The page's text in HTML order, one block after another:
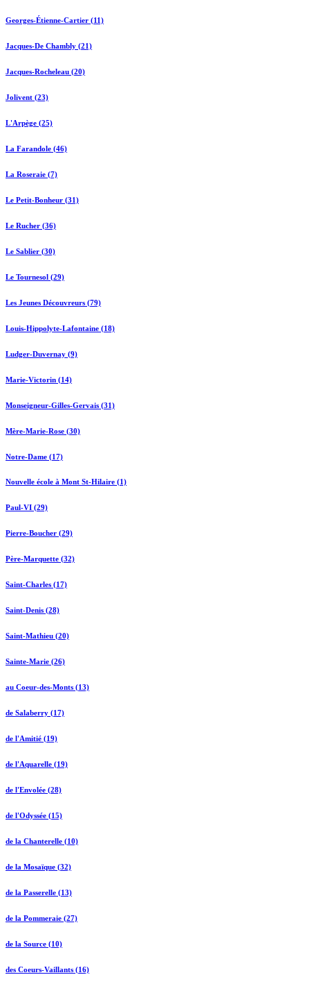
Georges-Étienne-Cartier (11)
Jacques-De Chambly (21)
Jacques-Rocheleau (20)
Jolivent (23)
L'Arpège (25)
La Farandole (46)
La Roseraie (7)
Le Petit-Bonheur (31)
Le Rucher (36)
Le Sablier (30)
Le Tournesol (29)
Les Jeunes Découvreurs (79)
Louis-Hippolyte-Lafontaine (18)
Ludger-Duvernay (9)
Marie-Victorin (14)
Monseigneur-Gilles-Gervais (31)
Mère-Marie-Rose (30)
Notre-Dame (17)
Nouvelle école à Mont St-Hilaire (1)
Paul-VI (29)
Pierre-Boucher (29)
Père-Marquette (32)
Saint-Charles (17)
Saint-Denis (28)
Saint-Mathieu (20)
Sainte-Marie (26)
au Coeur-des-Monts (13)
de Salaberry (17)
de l'Amitié (19)
de l'Aquarelle (19)
de l'Envolée (28)
de l'Odyssée (15)
de la Chanterelle (10)
de la Mosaïque (32)
de la Passerelle (13)
de la Pommeraie (27)
de la Source (10)
des Coeurs-Vaillants (16)